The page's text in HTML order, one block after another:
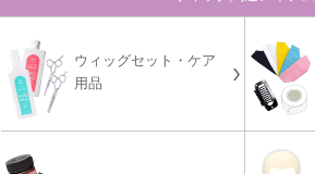
ウィッグセット・ケア
用品